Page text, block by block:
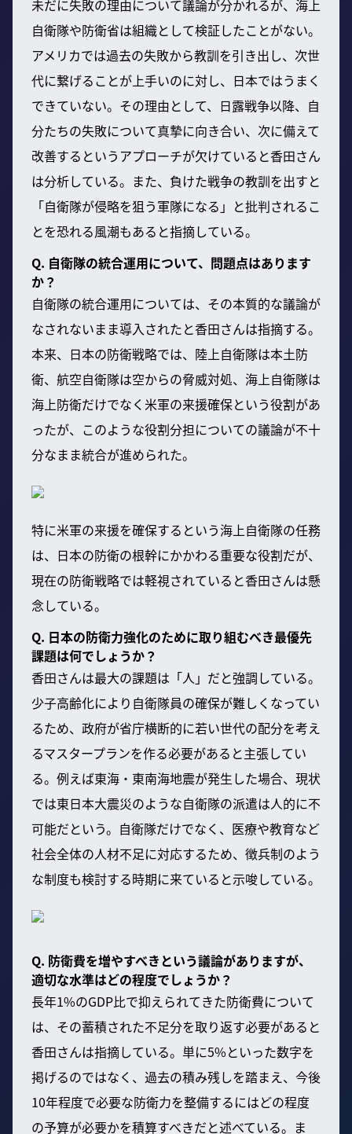
未だに失敗の理由について議論が分かれるが、海上
自衛隊や防衛省は組織として検証したことがない。
アメリカでは過去の失敗から教訓を引き出し、次世
代に繋げることが上手いのに対し、日本ではうまく
できていない。その理由として、日露戦争以降、自
分たちの失敗について真摯に向き合い、次に備えて
改善するというアプローチが欠けていると香田さん
は分析している。また、負けた戦争の教訓を出すと
「自衛隊が侵略を狙う軍隊になる」と批判されるこ
とを恐れる風潮もあると指摘している。
Q. 自衛隊の統合運用について、問題点はあります
か？
自衛隊の統合運用については、その本質的な議論が
なされないまま導入されたと香田さんは指摘する。
本来、日本の防衛戦略では、陸上自衛隊は本土防
衛、航空自衛隊は空からの脅威対処、海上自衛隊は
海上防衛だけでなく米軍の来援確保という役割があ
ったが、このような役割分担についての議論が不十
分なまま統合が進められた。
特に米軍の来援を確保するという海上自衛隊の任務
は、日本の防衛の根幹にかかわる重要な役割だが、
現在の防衛戦略では軽視されていると香田さんは懸
念している。
Q. 日本の防衛力強化のために取り組むべき最優先
課題は何でしょうか？
香田さんは最大の課題は「人」だと強調している。
少子高齢化により自衛隊員の確保が難しくなってい
るため、政府が省庁横断的に若い世代の配分を考え
るマスタープランを作る必要があると主張してい
る。例えば東海・東南海地震が発生した場合、現状
では東日本大震災のような自衛隊の派遣は人的に不
可能だという。自衛隊だけでなく、医療や教育など
社会全体の人材不足に対応するため、徴兵制のよう
な制度も検討する時期に来ていると示唆している。
Q. 防衛費を増やすべきという議論がありますが、
適切な水準はどの程度でしょうか？
長年1%のGDP比で抑えられてきた防衛費について
は、その蓄積された不足分を取り返す必要があると
香田さんは指摘している。単に5%といった数字を
掲げるのではなく、過去の積み残しを踏まえ、今後
10年程度で必要な防衛力を整備するにはどの程度
の予算が必要かを積算すべきだと述べている。ま